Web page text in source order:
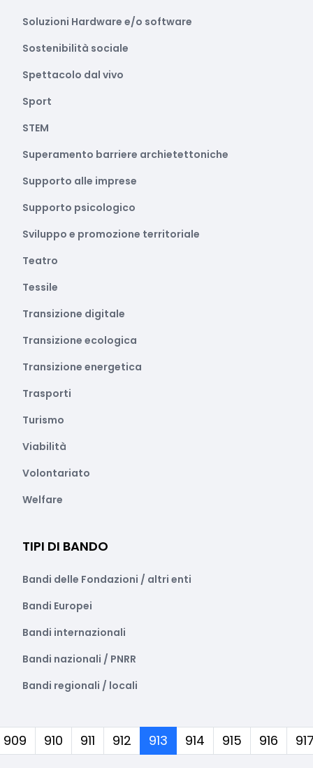
Soluzioni Hardware e/o software
Sostenibilità sociale
Spettacolo dal vivo
Sport
STEM
Superamento barriere archietettoniche
Supporto alle imprese
Supporto psicologico
Sviluppo e promozione territoriale
Teatro
Tessile
Transizione digitale
Transizione ecologica
Transizione energetica
Trasporti
Turismo
Viabilità
Volontariato
Welfare
TIPI DI BANDO
Bandi delle Fondazioni / altri enti
Bandi Europei
Bandi internazionali
Bandi nazionali / PNRR
Bandi regionali / locali
909 910 911 912 913(corrente)
914 915 916